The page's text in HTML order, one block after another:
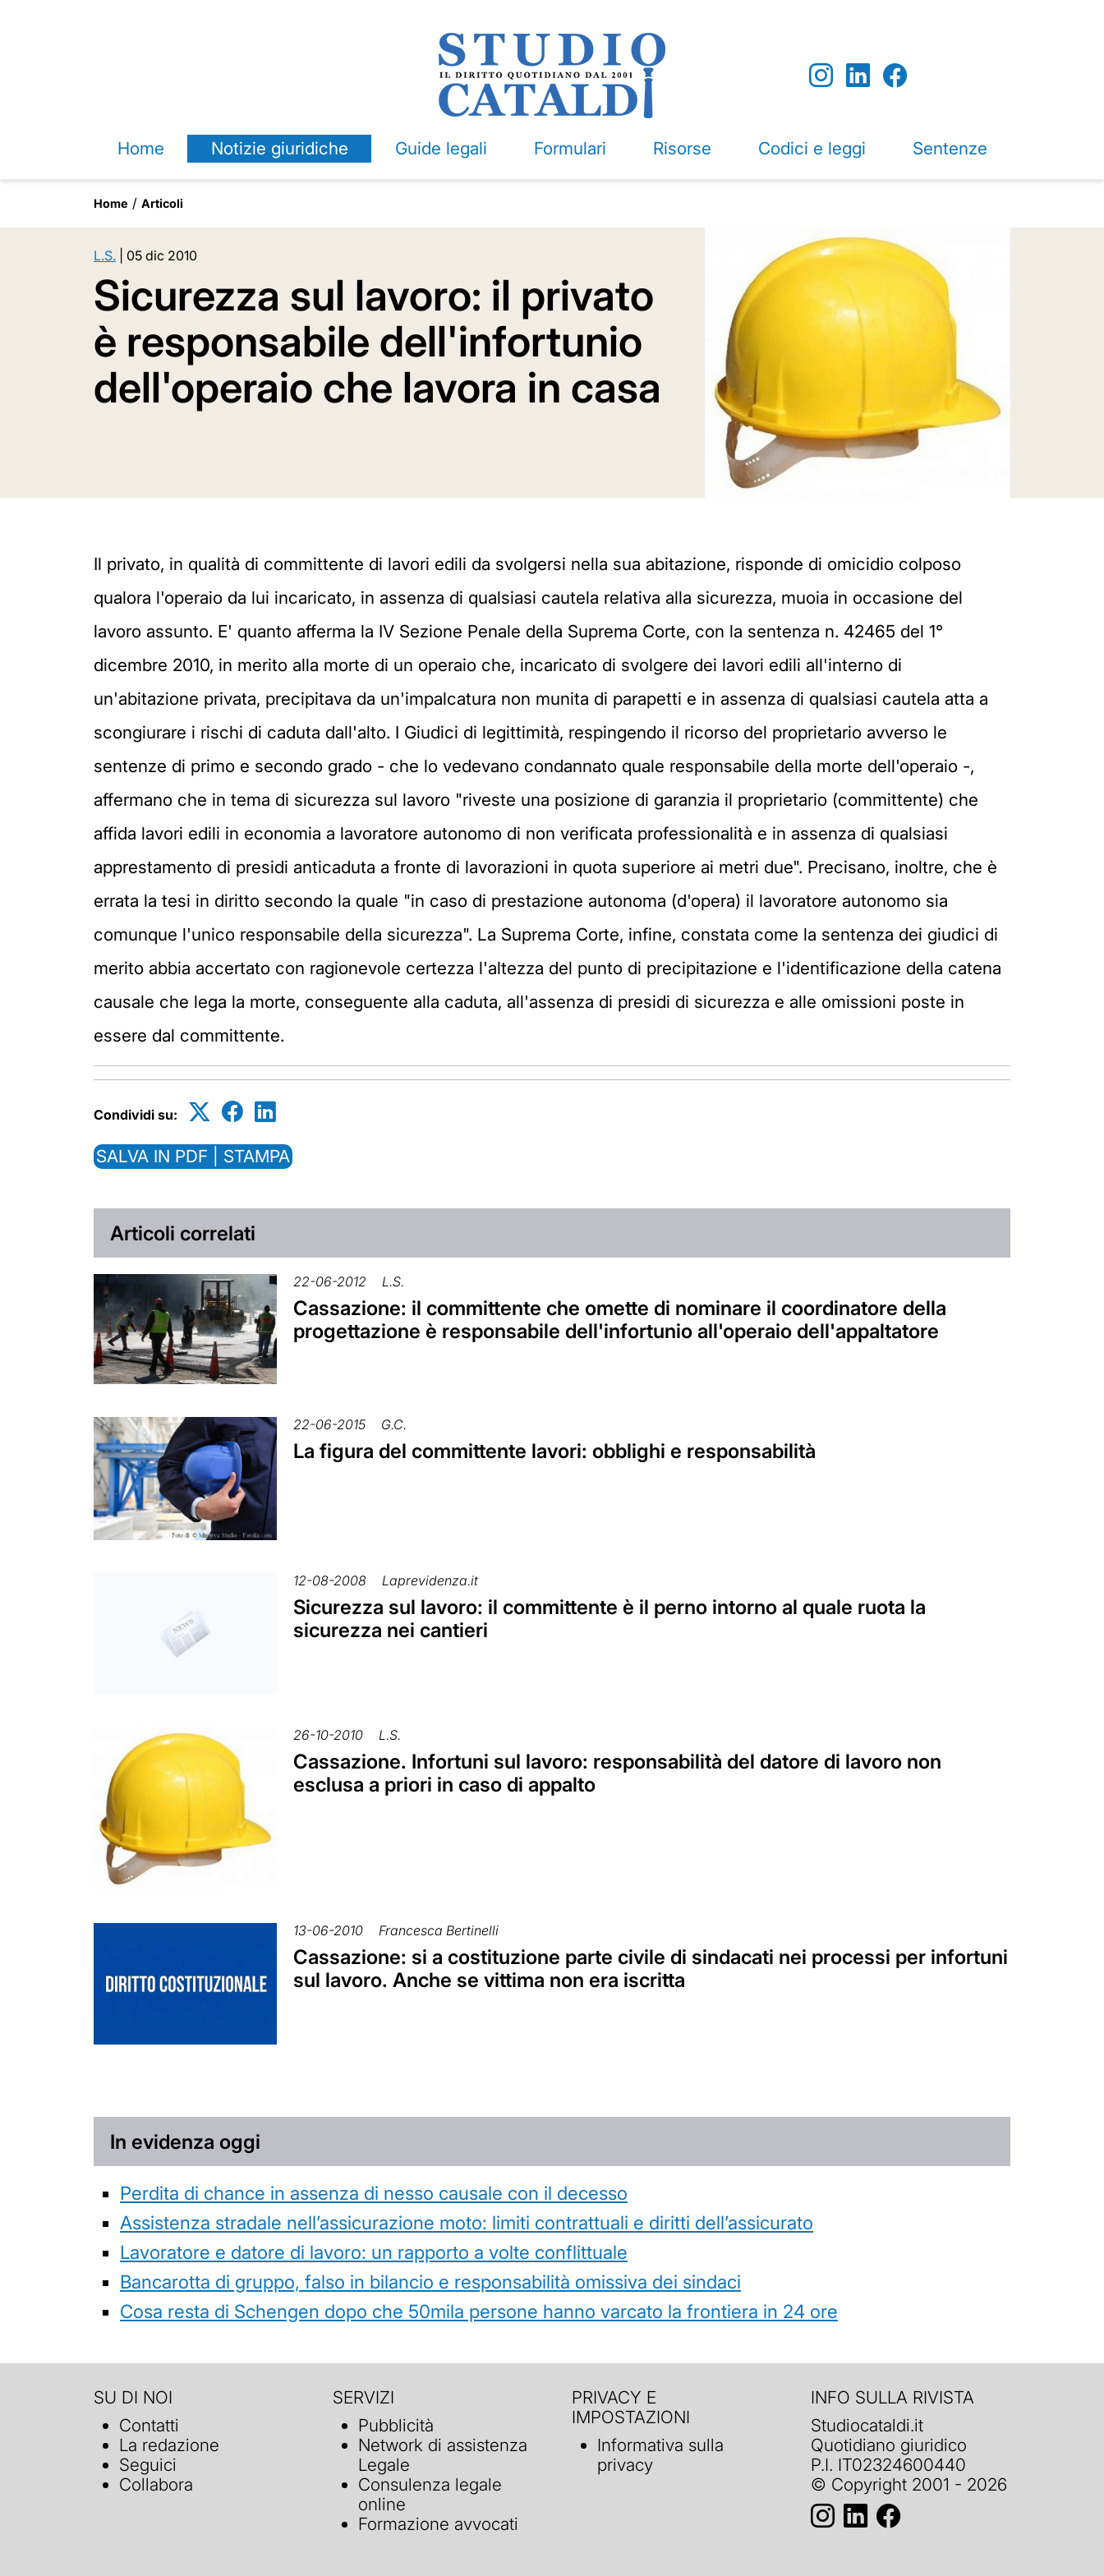
Home Notizie giuridiche Guide legali Formulari Risorse Codici e leggi Sentenze
Home Articoli
L.S. 05 dic 2010
Sicurezza sul lavoro: il privato
è responsabile dell'infortunio
dell'operaio che lavora in casa
Il privato, in qualità di committente di lavori edili da svolgersi nella sua abitazione, risponde di omicidio colposo
qualora l'operaio da lui incaricato, in assenza di qualsiasi cautela relativa alla sicurezza, muoia in occasione del
lavoro assunto. E' quanto afferma la IV Sezione Penale della Suprema Corte, con la sentenza n. 42465 del 1°
dicembre 2010, in merito alla morte di un operaio che, incaricato di svolgere dei lavori edili all'interno di
un'abitazione privata, precipitava da un'impalcatura non munita di parapetti e in assenza di qualsiasi cautela atta a
scongiurare i rischi di caduta dall'alto. I Giudici di legittimità, respingendo il ricorso del proprietario avverso le
sentenze di primo e secondo grado - che lo vedevano condannato quale responsabile della morte dell'operaio -,
affermano che in tema di sicurezza sul lavoro "riveste una posizione di garanzia il proprietario (committente) che
affida lavori edili in economia a lavoratore autonomo di non verificata professionalità e in assenza di qualsiasi
apprestamento di presidi anticaduta a fronte di lavorazioni in quota superiore ai metri due". Precisano, inoltre, che è
errata la tesi in diritto secondo la quale "in caso di prestazione autonoma (d'opera) il lavoratore autonomo sia
comunque l'unico responsabile della sicurezza". La Suprema Corte, infine, constata come la sentenza dei giudici di
merito abbia accertato con ragionevole certezza l'altezza del punto di precipitazione e l'identificazione della catena
causale che lega la morte, conseguente alla caduta, all'assenza di presidi di sicurezza e alle omissioni poste in
essere dal committente.
Condividi su:
SALVA IN PDF | STAMPA
Articoli correlati
22-06-2012 L.S.
Cassazione: il committente che omette di nominare il coordinatore della
progettazione è responsabile dell'infortunio all'operaio dell'appaltatore
22-06-2015 G.C.
La figura del committente lavori: obblighi e responsabilità
12-08-2008 Laprevidenza.it
Sicurezza sul lavoro: il committente è il perno intorno al quale ruota la
sicurezza nei cantieri
26-10-2010 L.S.
Cassazione. Infortuni sul lavoro: responsabilità del datore di lavoro non
esclusa a priori in caso di appalto
13-06-2010 Francesca Bertinelli
Cassazione: si a costituzione parte civile di sindacati nei processi per infortuni
sul lavoro. Anche se vittima non era iscritta
In evidenza oggi
Perdita di chance in assenza di nesso causale con il decesso
Assistenza stradale nell’assicurazione moto: limiti contrattuali e diritti dell’assicurato
Lavoratore e datore di lavoro: un rapporto a volte conflittuale
Bancarotta di gruppo, falso in bilancio e responsabilità omissiva dei sindaci
Cosa resta di Schengen dopo che 50mila persone hanno varcato la frontiera in 24 ore
SU DI NOI
Contatti
La redazione
Seguici
Collabora
SERVIZI
Pubblicità
Network di assistenza
Legale
Consulenza legale
online
Formazione avvocati
PRIVACY E
IMPOSTAZIONI
Informativa sulla
privacy
INFO SULLA RIVISTA
Studiocataldi.it
Quotidiano giuridico
P.I. IT02324600440
© Copyright 2001 - 2026